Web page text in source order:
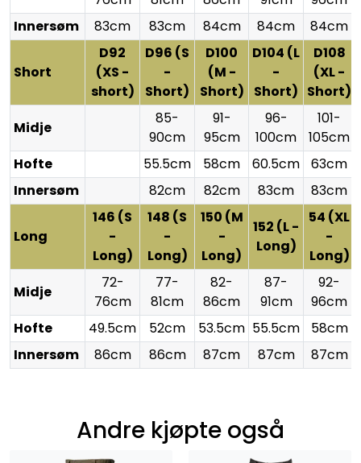
Innersøm
83cm 83cm 84cm 84cm 84cm
Short
D92
(XS -
short)
D96 (S
-
Short)
D100
(M -
Short)
D104 (L
-
Short)
D108
(XL -
Short)
Midje
85-
90cm
91-
95cm
96-
100cm
101-
105cm
Hofte
55.5cm 58cm 60.5cm 63cm
Innersøm
82cm 82cm 83cm 83cm
Long
146 (S
-
Long)
148 (S
-
Long)
150 (M
-
Long)
152 (L -
Long)
54 (XL
-
Long)
Midje
72-
76cm
77-
81cm
82-
86cm
87-
91cm
92-
96cm
Hofte
49.5cm 52cm 53.5cm 55.5cm
58cm
Innersøm
86cm 86cm 87cm 87cm 87cm
Andre kjøpte også